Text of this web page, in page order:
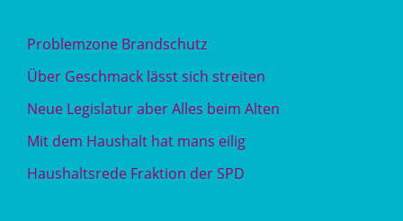
Problemzone Brandschutz
Über Geschmack lässt sich streiten
Neue Legislatur aber Alles beim Alten
Mit dem Haushalt hat mans eilig
Haushaltsrede Fraktion der SPD